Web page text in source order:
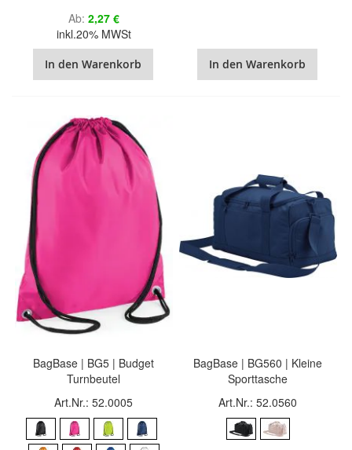
Ab 2,27 €
inkl.20% MWSt
In den Warenkorb In den Warenkorb
BagBase | BG5 | Budget
Turnbeutel
Art.Nr.: 52.0005
BagBase | BG560 | Kleine
Sporttasche
Art.Nr.: 52.0560